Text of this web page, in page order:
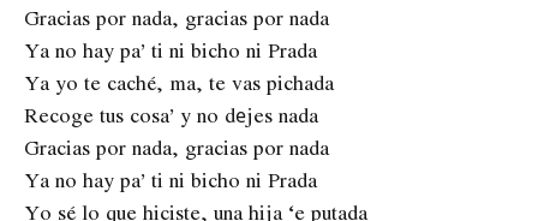
Gracias por nada, gracias por nada
Ya no hay pa’ ti ni bicho ni Prada
Ya yo te caché, ma, te vas pichada
Recoge tus cosa’ y no dеjes nada
Gracias por nada, gracias por nada
Ya no hay pa’ ti ni bicho ni Prada
Yo sé lo que hiciste, una hija ‘e putada